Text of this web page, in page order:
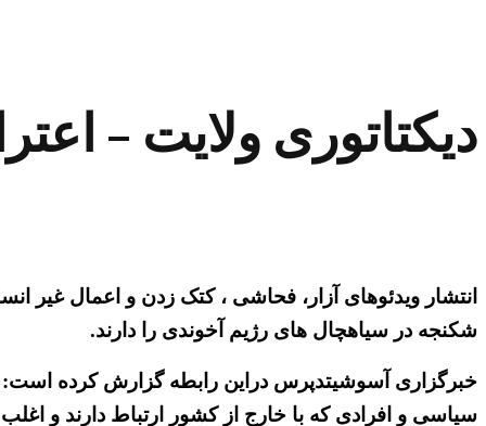
دیکتاتوری ولایت –
انتشار ویدئوهای آزار، فحاشی ، کتک زدن و اعمال غیر
شکنجه در سیاهچال های رژیم آخوندی را دارند.
خبرگزاری آسوشیتدپرس دراین رابطه گزارش کرده است: